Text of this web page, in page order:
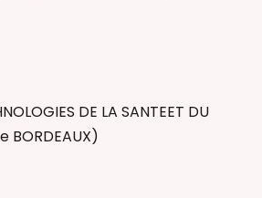
DE LA SANTEET DU
BORDEAUX)